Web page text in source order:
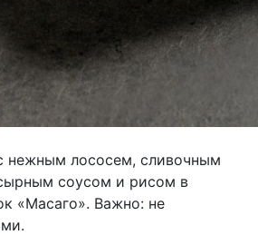
нежным лососем, сливочным
соусом и рисом в
«Масаго». Важно: не